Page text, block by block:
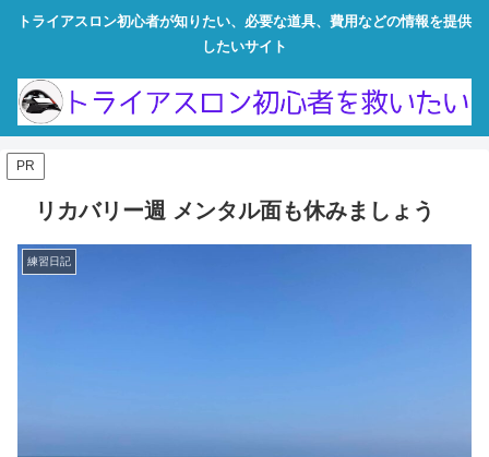
トライアスロン初心者が知りたい、必要な道具、費用などの情報を提供
したいサイト
PR
リカバリー週 メンタル面も休みましょう
練習日記